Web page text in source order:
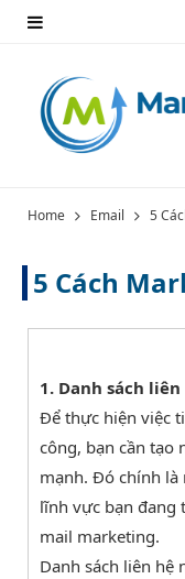
Home Email 5
5 Cách
1. Danh sách liên
Để thực hiện việc
công, bạn cần tạo
mạnh. Đó chính
lĩnh vực bạn đang
mail marketing.
Danh sách liên hệ